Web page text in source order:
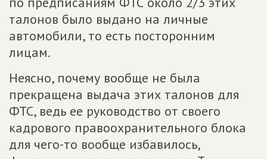
талонов было выдано на личные
автомобили, то есть посторонним
лицам.
Неясно, почему вообще не была
прекращена выдача этих талонов для
ФТС, ведь ее руководство от своего
кадрового правоохранительного блока
для чего-то вообще избавилось,